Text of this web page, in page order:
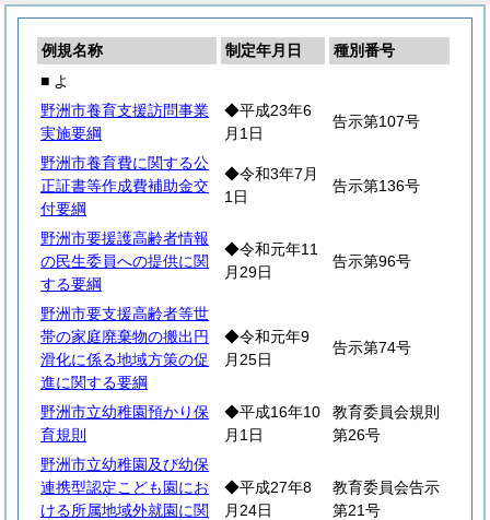
例規名称 制定年月日
種別番号
■ よ
野洲市養育支援訪問事業
実施要綱
◆平成23年6
月1日
告示第107号
野洲市養育費に関する公
正証書等作成費補助金交
付要綱
◆令和3年7月
1日
告示第136号
野洲市要援護高齢者情報
の民生委員への提供に関
する要綱
◆令和元年11
月29日
告示第96号
野洲市要支援高齢者等世
帯の家庭廃棄物の搬出円
滑化に係る地域方策の促
進に関する要綱
◆令和元年9
月25日
告示第74号
野洲市立幼稚園預かり保
育規則
◆平成16年10
月1日
教育委員会規則
第26号
野洲市立幼稚園及び幼保
連携型認定こども園にお
ける所属地域外就園に関
◆平成27年8
月24日
教育委員会告示
第21号